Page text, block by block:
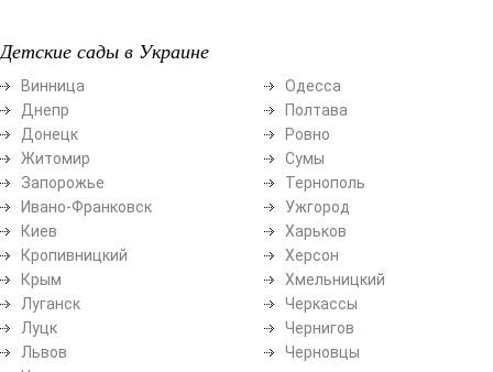
Детские сады в Украине
Винница
Днепр
Донецк
Житомир
Запорожье
Ивано-Франковск
Киев
Кропивницкий
Крым
Луганск
Луцк
Львов
Одесса
Полтава
Ровно
Сумы
Тернополь
Ужгород
Харьков
Херсон
Хмельницкий
Черкассы
Чернигов
Черновцы